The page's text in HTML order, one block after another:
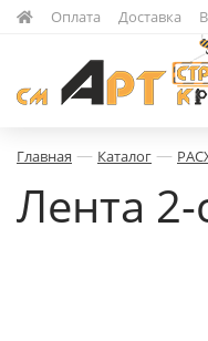
Оплата Доставка
Главная — Каталог —
Лента